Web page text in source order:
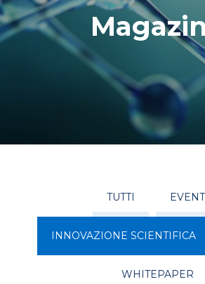
TUTTI
INNOVAZIONE SCIENTIFICA
WHITEPAPER